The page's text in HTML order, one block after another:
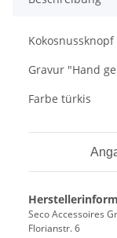
Gravur "Hand
Farbe türkis
Seco Accessoires
Florianstr. 6